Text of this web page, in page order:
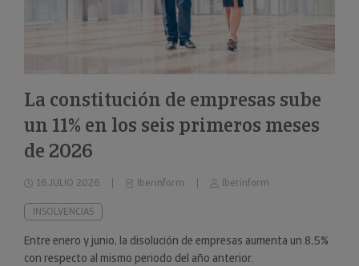
La constitución de empresas sube
un 11% en los seis primeros meses
de 2026
16 JULIO 2026 Iberinform Iberinform
INSOLVENCIAS
Entre enero y junio, la disolución de empresas aumenta un 8,5%
con respecto al mismo periodo del año anterior.